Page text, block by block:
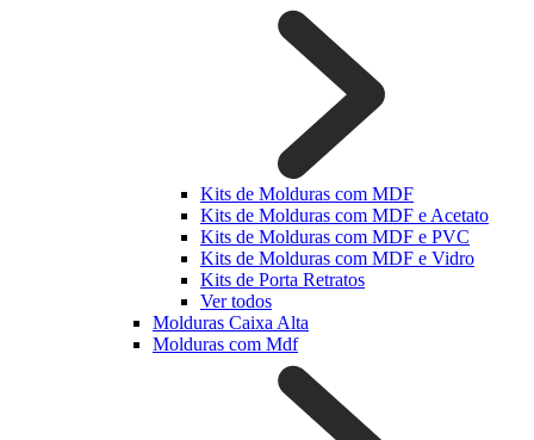
Kits de Molduras com MDF
Kits de Molduras com MDF e Acetato
Kits de Molduras com MDF e PVC
Kits de Molduras com MDF e Vidro
Kits de Porta Retratos
Ver todos
Molduras Caixa Alta
Molduras com Mdf